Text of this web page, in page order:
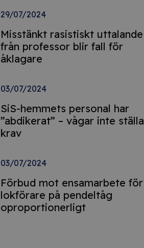
29/07/2024
Misstänkt rasistiskt uttalande
från professor blir fall för
åklagare
03/07/2024
SiS-hemmets personal har
”abdikerat” – vågar inte ställa
krav
03/07/2024
Förbud mot ensamarbete för
lokförare på pendeltåg
oproportionerligt